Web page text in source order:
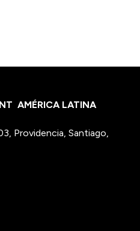
AMÉRICA LATINA
Providencia, Santiago,